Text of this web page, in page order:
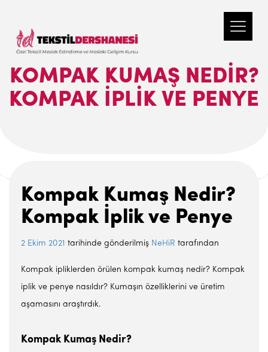
KOMPAK KUMAŞ NEDIR?
KOMPAK İPLIK VE PENYE
Kompak Kumaş Nedir?
Kompak İplik ve Penye
2 Ekim 2021 tarihinde gönderilmiş NeHiR tarafından
Kompak ipliklerden örülen kompak kumaş nedir? Kompak
iplik ve penye nasıldır? Kumaşın özelliklerini ve üretim
aşamasını araştırdık.
Kompak Kumaş Nedir?